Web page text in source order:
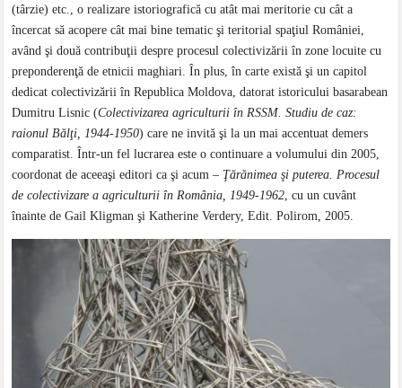
(târzie) etc., o realizare istoriografică cu atât mai meritorie cu cât a
încercat să acopere cât mai bine tematic şi teritorial spaţiul României,
având şi două contribuţii despre procesul colectivizării în zone locuite cu
preponderenţă de etnicii maghiari. În plus, în carte există şi un capitol
dedicat colectivizării în Republica Moldova, datorat istoricului basarabean
Dumitru Lisnic (Colectivizarea agriculturii în RSSM. Studiu de caz:
raionul Bălţi, 1944-1950) care ne invită şi la un mai accentuat demers
comparatist. Într-un fel lucrarea este o continuare a volumului din 2005,
coordonat de aceeaşi editori ca şi acum – Ţărănimea şi puterea. Procesul
de colectivizare a agriculturii în România, 1949-1962 , cu un cuvânt
înainte de Gail Kligman şi Katherine Verdery, Edit. Polirom, 2005.